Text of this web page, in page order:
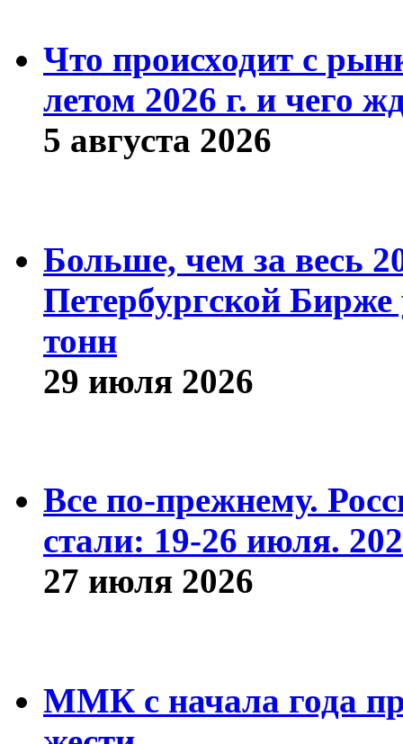
Что происходит с
летом 2026 г. и чего
5 августа 2026
Больше, чем за весь
Петербургской
тонн
29 июля 2026
Все по-прежнему.
стали: 19-26 июля.
27 июля 2026
ММК с начала года